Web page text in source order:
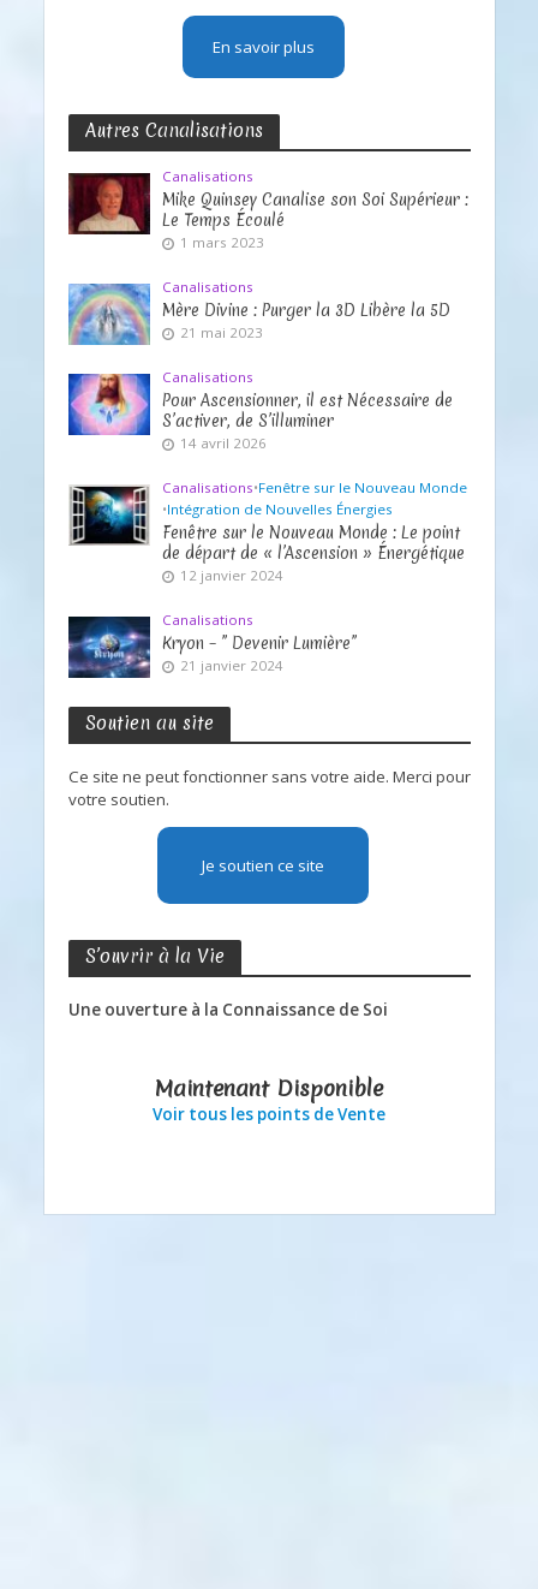
En savoir plus
Autres Canalisations
Canalisations
Mike Quinsey Canalise son Soi Supérieur :
Le Temps Écoulé
1 mars 2023
Canalisations
Mère Divine : Purger la 3D Libère la 5D
21 mai 2023
Canalisations
Pour Ascensionner, il est Nécessaire de
S’activer, de S’illuminer
14 avril 2026
Canalisations•Fenêtre sur le Nouveau Monde
•Intégration de Nouvelles Énergies
Fenêtre sur le Nouveau Monde : Le point
de départ de « l’Ascension » Énergétique
12 janvier 2024
Canalisations
Kryon – ” Devenir Lumière”
21 janvier 2024
Soutien au site
Ce site ne peut fonctionner sans votre aide. Merci pour
votre soutien.
Je soutien ce site
S’ouvrir à la Vie
Une ouverture à la Connaissance de Soi
Maintenant Disponible
Voir tous les points de Vente